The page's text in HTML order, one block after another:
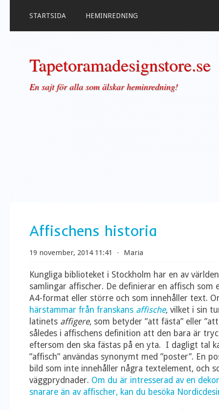
STARTSIDA HEMINREDNING
Tapetoramadesignstore.se
En sajt för alla som älskar heminredning!
Affischens historia
19 november, 2014 11:41 ⋅ Maria
Kungliga biblioteket i Stockholm har en av
samlingar affischer. De definierar en affisch som
A4-format eller större och som innehåller text.
härstammar från franskans affische, vilket i sin
latinets affigere, som betyder ”att fästa” eller
således i affischens definition att den bara är
eftersom den ska fästas på en yta. I dagligt tal
”affisch” användas synonymt med ”poster”. En
bild som inte innehåller några textelement, och
väggprydnader. Om du är intresserad av en
snarare än av affischer, kan du besöka